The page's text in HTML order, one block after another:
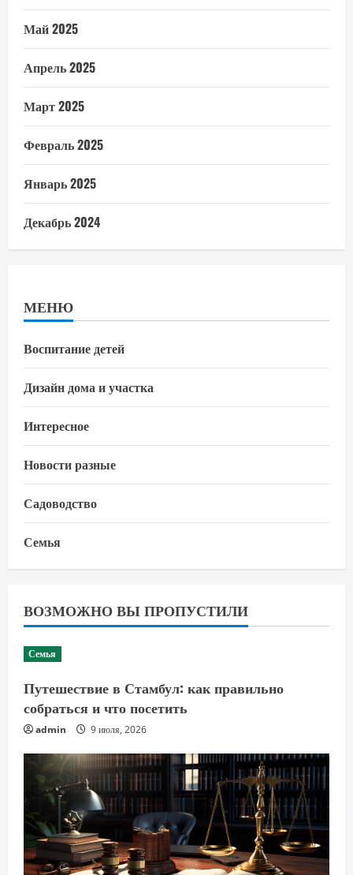
Май 2025
Апрель 2025
Март 2025
Февраль 2025
Январь 2025
Декабрь 2024
МЕНЮ
Воспитание детей
Дизайн дома и участка
Интересное
Новости разные
Садоводство
Семья
ВОЗМОЖНО ВЫ ПРОПУСТИЛИ
Семья
Путешествие в Стамбул: как правильно
собраться и что посетить
admin 9 июля, 2026